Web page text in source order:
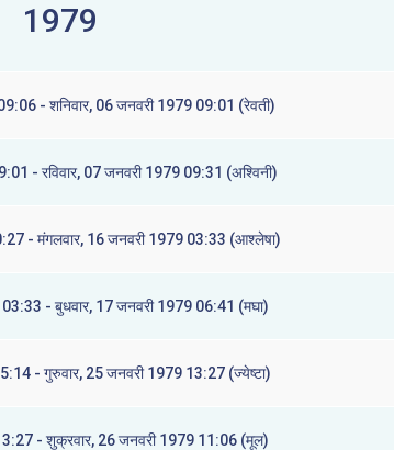
1979
- शनिवार, 06 जनवरी 1979 09:01 (रेवती)
- रविवार, 07 जनवरी 1979 09:31 (अश्विनी)
- मंगलवार, 16 जनवरी 1979 03:33 (आश्लेषा)
- बुधवार, 17 जनवरी 1979 06:41 (मघा)
- गुरुवार, 25 जनवरी 1979 13:27 (ज्येष्टा)
- शुक्रवार, 26 जनवरी 1979 11:06 (मूल)